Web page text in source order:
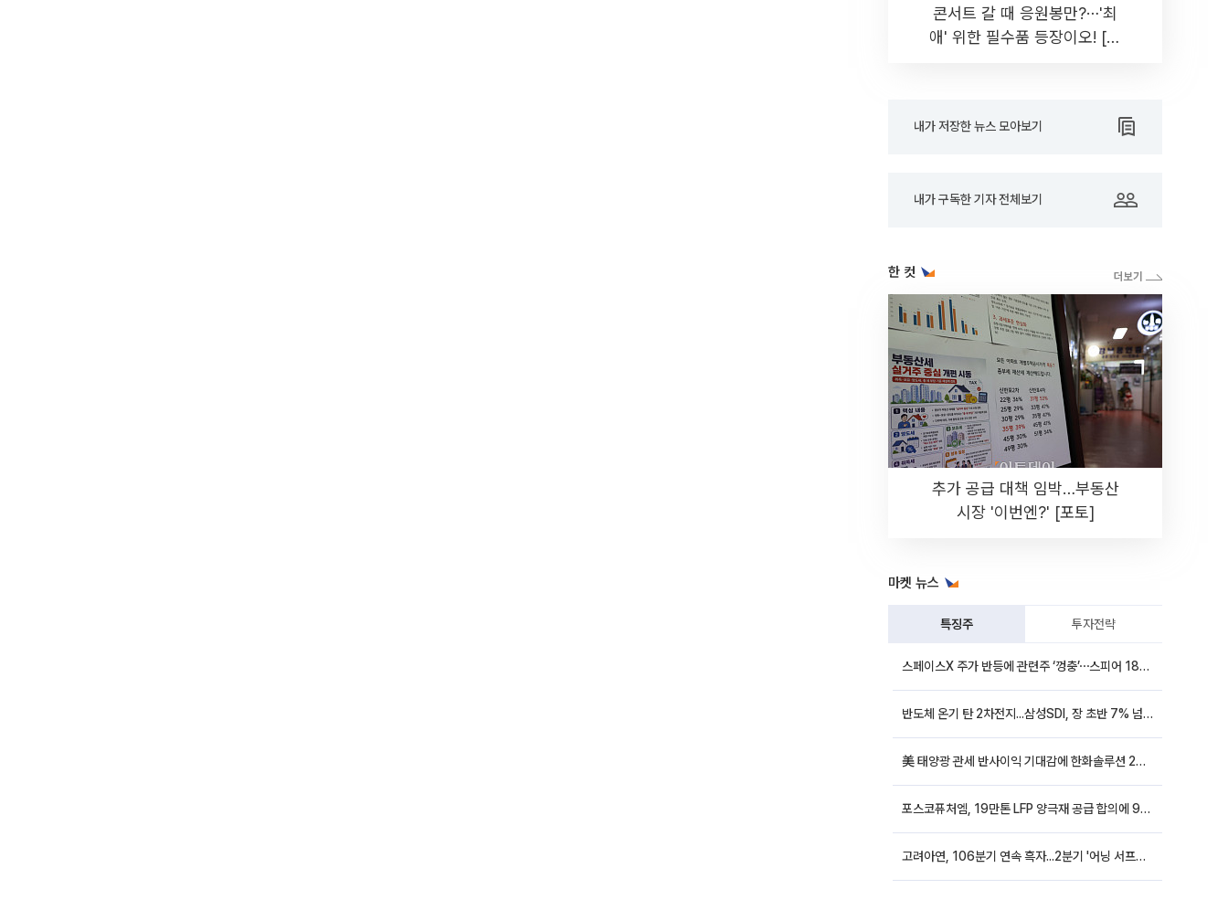
콘서트 갈 때 응원봉만?⋯'최
애' 위한 필수품 등장이오! [솔
내가 저장한 뉴스 모아보기
내가 구독한 기자 전체보기
한 컷
추가 공급 대책 임박…부동산
시장 '이번엔?' [포토]
마켓 뉴스
특징주 투자전략
스페이스X 주가 반등에 관련주 ‘껑충’⋯스피어 18%ㆍ에이치브이엠 12%↑
반도체 온기 탄 2차전지...삼성SDI, 장 초반 7% 넘게 껑충
美 태양광 관세 반사이익 기대감에 한화솔루션 20%대·OCI홀딩스 14%대 급등
포스코퓨처엠, 19만톤 LFP 양극재 공급 합의에 9%대 강세
고려아연, 106분기 연속 흑자...2분기 '어닝 서프라이즈'에 장 초반 12%대 강세